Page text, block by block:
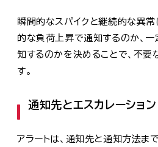
瞬間的なスパイクと継続的な異
的な負荷上昇で通知するのか、
知するのかを決めることで、不要
す。
通知先とエスカレーション
アラートは、通知先と通知方法ま